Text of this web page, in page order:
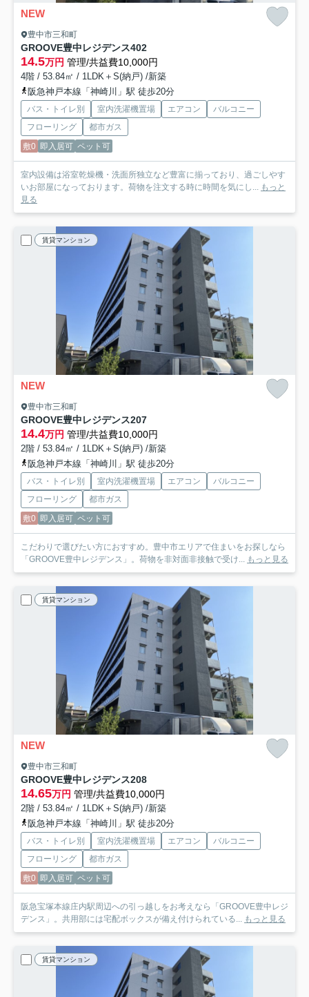
NEW
豊中市三和町
GROOVE豊中レジデンス402
14.5万円 管理/共益費10,000円
4階 / 53.84㎡ / 1LDK＋S(納戸) /新築
阪急神戸本線「神崎川」駅 徒歩20分
バス・トイレ別 室内洗濯機置場 エアコン
バルコニー
フローリング
都市ガス
敷0 即入居可 ペット可
室内設備は浴室乾燥機・洗面所独立など豊富に揃っており、過ごしやす
いお部屋になっております。荷物を注文する時に時間を気にし... もっと
見る
賃貸マンション
NEW
豊中市三和町
GROOVE豊中レジデンス207
14.4万円 管理/共益費10,000円
2階 / 53.84㎡ / 1LDK＋S(納戸) /新築
阪急神戸本線「神崎川」駅 徒歩20分
バス・トイレ別 室内洗濯機置場 エアコン
バルコニー
フローリング
都市ガス
敷0 即入居可 ペット可
こだわりで選びたい方におすすめ。豊中市エリアで住まいをお探しなら
「GROOVE豊中レジデンス」。荷物を非対面非接触で受け... もっと見る
賃貸マンション
NEW
豊中市三和町
GROOVE豊中レジデンス208
14.65万円 管理/共益費10,000円
2階 / 53.84㎡ / 1LDK＋S(納戸) /新築
阪急神戸本線「神崎川」駅 徒歩20分
バス・トイレ別 室内洗濯機置場 エアコン
バルコニー
フローリング
都市ガス
敷0 即入居可 ペット可
阪急宝塚本線庄内駅周辺への引っ越しをお考えなら「GROOVE豊中レジ
デンス」。共用部には宅配ボックスが備え付けられている... もっと見る
賃貸マンション